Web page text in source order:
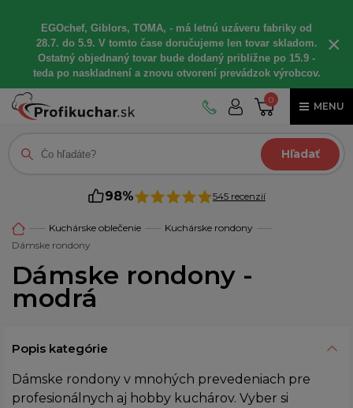
EGOchef, Giblors, TOMA, - má letnú uzáveru fabriky od
28.7. do 5.9. V tomto čase doručujeme len tovar skladom.
Ostatný objednaný tovar bude dodaný približne po 15.9 -
teda po naskladnení a znovu otvorení prevádzok výrobcov.
×
0
MENU
Hľadať
98% 545 recenzií
Kuchárske oblečenie
Kuchárske rondony
Dámske rondony
Dámske rondony -
modrá
Popis kategórie
Dámske rondony v mnohých prevedeniach pre
profesionálnych aj hobby kuchárov. Vyber si